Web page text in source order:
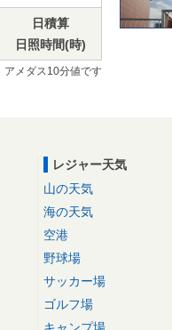
日積算
日照時間(時)
メダス10分値です
レジャー天気
山の天気
海の天気
空港
野球場
サッカー場
ゴルフ場